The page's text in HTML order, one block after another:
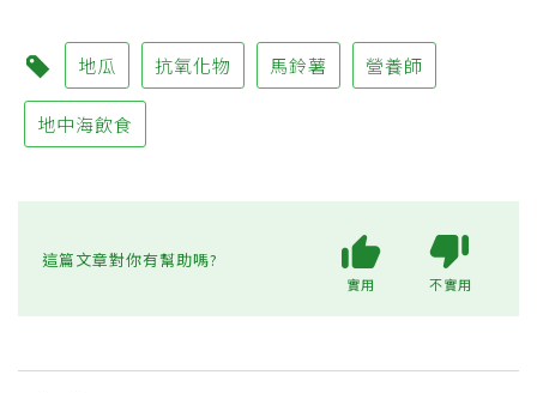
地瓜 抗氧化物 馬鈴薯 營養師
地中海飲食
這篇文章對你有幫助嗎?
實用 不實用